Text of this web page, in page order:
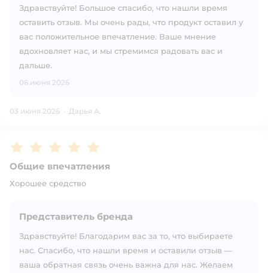
Здравствуйте! Большое спасибо, что нашли время
оставить отзыв. Мы очень рады, что продукт оставил у
вас положительное впечатление. Ваше мнение
вдохновляет нас, и мы стремимся радовать вас и
дальше.
06 июня 2026
03 июня 2026 · Дарья А.
Рейтинг:5
Общие впечатления
Хорошее средство
Представитель бренда
Здравствуйте! Благодарим вас за то, что выбираете
нас. Спасибо, что нашли время и оставили отзыв —
ваша обратная связь очень важна для нас. Желаем